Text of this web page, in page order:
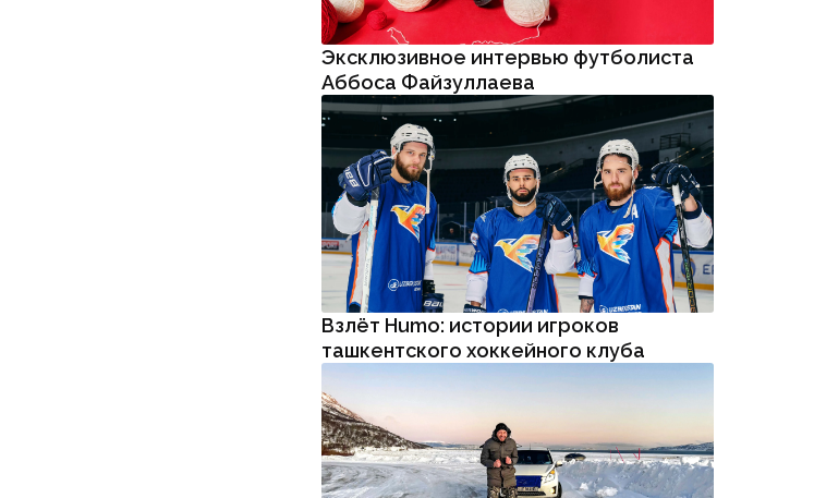
Эксклюзивное интервью футболиста
Аббоса Файзуллаева
Взлёт Humo: истории игроков
ташкентского хоккейного клуба